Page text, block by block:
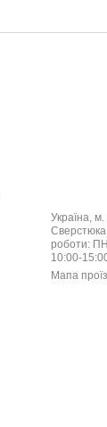
Україна, м.
Сверстюка,
роботи:
10:00-
Мапа